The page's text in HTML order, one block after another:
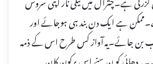
ہے ایک دن بند ہی ہوجائے اور
بن جائے۔یہ آواز کس طرح اس کے ذمہ